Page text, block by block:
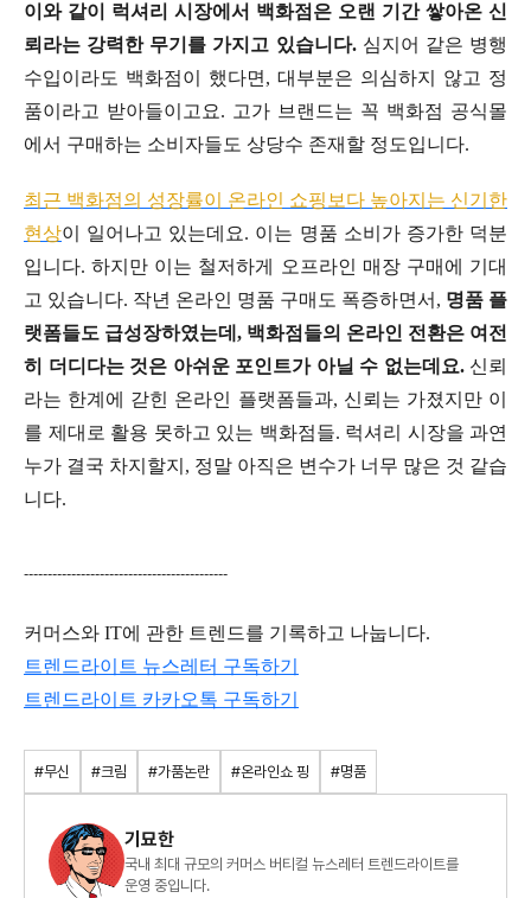
이와 같이 럭셔리 시장에서 백화점은 오랜 기간 쌓아온 신
뢰라는 강력한 무기를 가지고 있습니다.심지어 같은 병행
수입이라도 백화점이 했다면, 대부분은 의심하지 않고 정
품이라고 받아들이고요. 고가 브랜드는 꼭 백화점 공식몰
에서 구매하는 소비자들도 상당수 존재할 정도입니다.
최근 백화점의 성장률이 온라인 쇼핑보다 높아지는 신기한
현상이 일어나고 있는데요. 이는 명품 소비가 증가한 덕분
입니다. 하지만 이는 철저하게 오프라인 매장 구매에 기대
고 있습니다. 작년 온라인 명품 구매도 폭증하면서, 명품 플
랫폼들도 급성장하였는데, 백화점들의 온라인 전환은 여전
히 더디다는 것은 아쉬운 포인트가 아닐 수 없는데요.신뢰
라는 한계에 갇힌 온라인 플랫폼들과, 신뢰는 가졌지만 이
를 제대로 활용 못하고 있는 백화점들. 럭셔리 시장을 과연
누가 결국 차지할지, 정말 아직은 변수가 너무 많은 것 같습
니다.
-------------------------------------------
커머스와 IT에 관한 트렌드를 기록하고 나눕니다.
트렌드라이트 뉴스레터 구독하기
트렌드라이트 카카오톡 구독하기
#무신 #크림 #가품논란 #온라인쇼 핑 #명품
기묘한
국내 최대 규모의 커머스 버티컬 뉴스레터 트렌드라이트를
운영 중입니다.